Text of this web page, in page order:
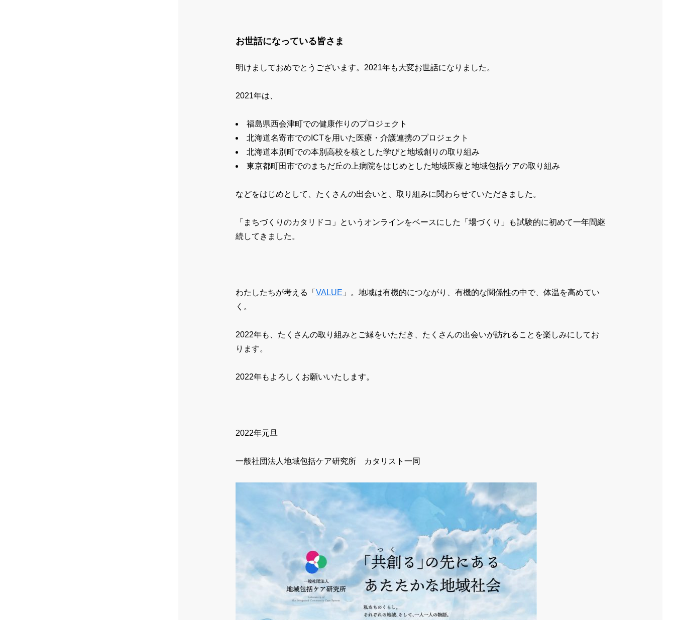
お世話になっている皆さま
明けましておめでとうございます。2021年も大変お世話になりました。
2021年は、
福島県西会津町での健康作りのプロジェクト
北海道名寄市でのICTを用いた医療・介護連携のプロジェクト
北海道本別町での本別高校を核とした学びと地域創りの取り組み
東京都町田市でのまちだ丘の上病院をはじめとした地域医療と地域包括ケアの取り組み
などをはじめとして、たくさんの出会いと、取り組みに関わらせていただきました。
「まちづくりのカタリドコ」というオンラインをベースにした「場づくり」も試験的に初めて一年間継
続してきました。
わたしたちが考える「 VALUE 」。地域は有機的につながり、有機的な関係性の中で、体温を高めてい
く。
2022年も、たくさんの取り組みとご縁をいただき、たくさんの出会いが訪れることを楽しみにしてお
ります。
2022年もよろしくお願いいたします。
2022年元旦
一般社団法人地域包括ケア研究所 カタリスト一同